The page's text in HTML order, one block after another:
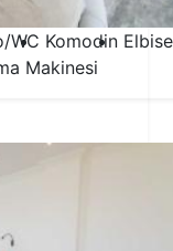
WC Komodin
Makinesi